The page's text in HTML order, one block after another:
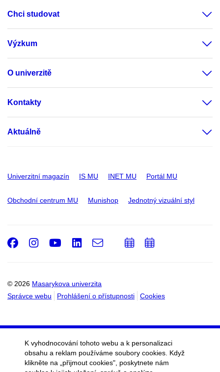
Chci studovat
Výzkum
O univerzitě
Kontakty
Aktuálně
Univerzitní magazín IS MU INET MU Portál MU
Obchodní centrum MU Munishop Jednotný vizuální styl
© 2026 Masarykova univerzita
Správce webu
Prohlášení o přístupnosti Cookies
Facebook
Instagram
Youtube
LinkedIn
e-
PřidatPřidat
K vyhodnocování tohoto webu a k personalizaci
obsahu a reklam používáme soubory cookies. Když
klikněte na „přijmout cookies", poskytnete nám